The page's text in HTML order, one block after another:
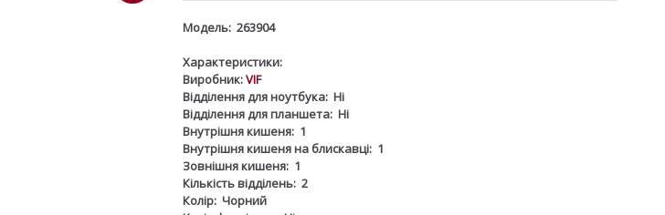
Модель: 263904
Характеристики:
Виробник:VIF
Відділення для ноутбука: Ні
Відділення для планшета: Ні
Внутрішня кишеня: 1
Внутрішня кишеня на блискавці: 1
Зовнішня кишеня: 1
Кількість відділень: 2
Колір: Чорний